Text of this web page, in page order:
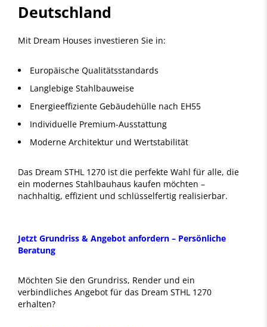
Deutschland
Mit Dream Houses investieren Sie in:
Europäische Qualitätsstandards
Langlebige Stahlbauweise
Energieeffiziente Gebäudehülle nach EH55
Individuelle Premium-Ausstattung
Moderne Architektur und Wertstabilität
Das Dream STHL 1270 ist die perfekte Wahl für alle, die
ein modernes Stahlbauhaus kaufen möchten –
nachhaltig, effizient und schlüsselfertig realisierbar.
Jetzt Grundriss & Angebot anfordern – Persönliche
Beratung
Möchten Sie den Grundriss, Render und ein
verbindliches Angebot für das Dream STHL 1270
erhalten?